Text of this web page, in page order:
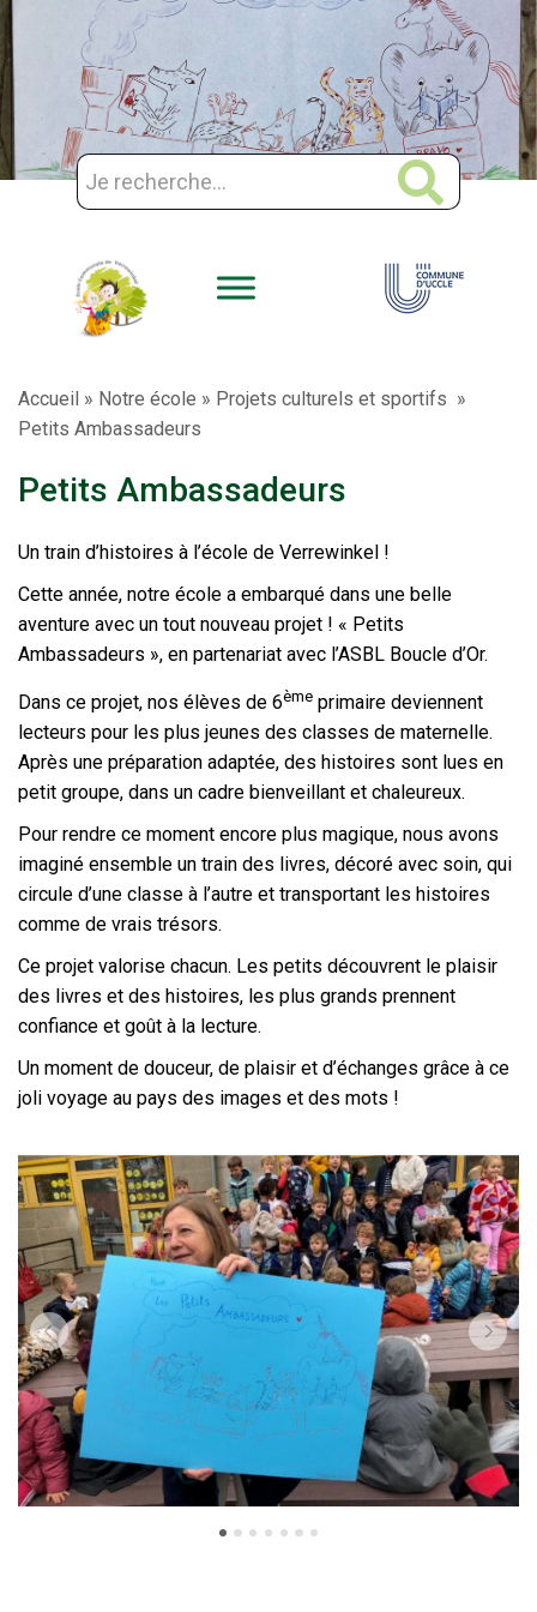
contenu
Accueil » Notre école » Projets culturels et sportifs »
Petits Ambassadeurs
Petits Ambassadeurs
Un train d’histoires à l’école de Verrewinkel !
Cette année, notre école a embarqué dans une belle
aventure avec un tout nouveau projet ! « Petits
Ambassadeurs », en partenariat avec l’ASBL Boucle d’Or.
Dans ce projet, nos élèves de 6ème primaire deviennent
lecteurs pour les plus jeunes des classes de maternelle.
Après une préparation adaptée, des histoires sont lues en
petit groupe, dans un cadre bienveillant et chaleureux.
Pour rendre ce moment encore plus magique, nous avons
imaginé ensemble un train des livres, décoré avec soin, qui
circule d’une classe à l’autre et transportant les histoires
comme de vrais trésors.
Ce projet valorise chacun. Les petits découvrent le plaisir
des livres et des histoires, les plus grands prennent
confiance et goût à la lecture.
Un moment de douceur, de plaisir et d’échanges grâce à ce
joli voyage au pays des images et des mots !